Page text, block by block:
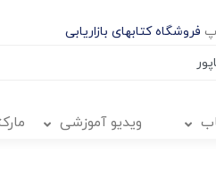
فروشگاه کتابهای بازاریابی
ویدیو آموزشی